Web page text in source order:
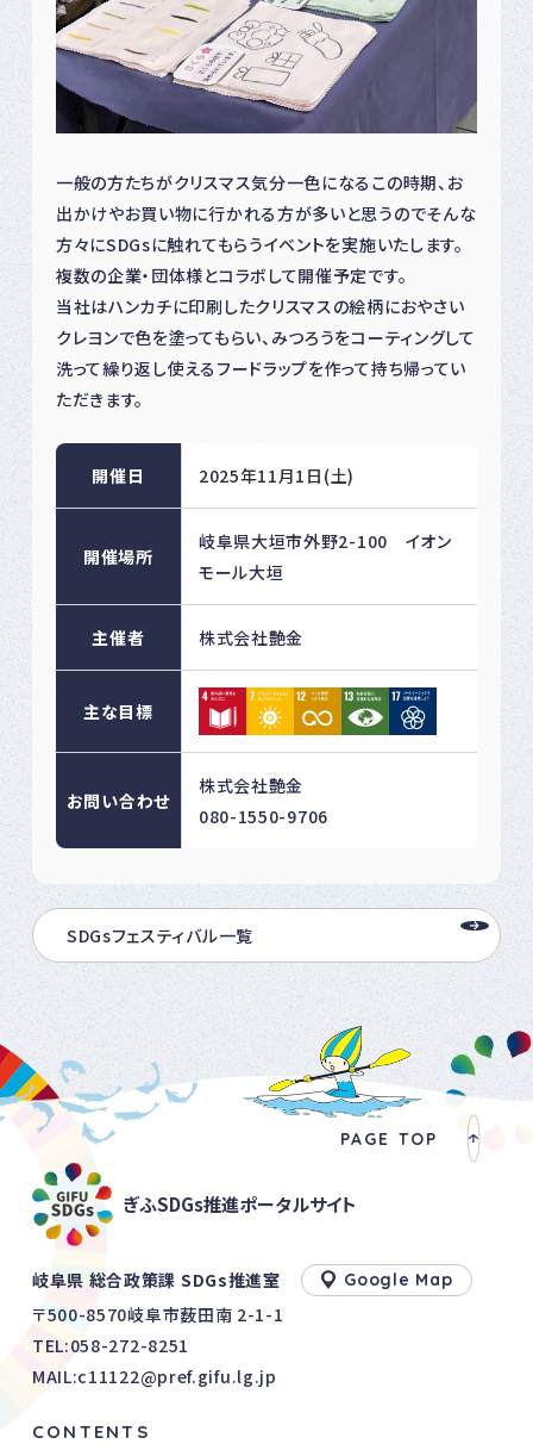
一般の方たちがクリスマス気分一色になるこの時期、お
出かけやお買い物に行かれる方が多いと思うのでそんな
方々にSDGsに触れてもらうイベントを実施いたします。
複数の企業・団体様とコラボして開催予定です。
当社はハンカチに印刷したクリスマスの絵柄におやさい
クレヨンで色を塗ってもらい、みつろうをコーティングして
洗って繰り返し使えるフードラップを作って持ち帰ってい
ただきます。
開催日 2025年11月1日(土)
開催場所
岐阜県大垣市外野2-100 イオン
モール大垣
主催者 株式会社艶金
主な目標
お問い合わせ
株式会社艶金
080-1550-9706
SDGsフェスティバル一覧
PAGE TOP
ぎふSDGs推進ポータルサイト
岐阜県 総合政策課 SDGs推進室 Google Map
〒500-8570岐阜市薮田南 2-1-1
TEL:058-272-8251
MAIL:c11122@pref.gifu.lg.jp
CONTENTS